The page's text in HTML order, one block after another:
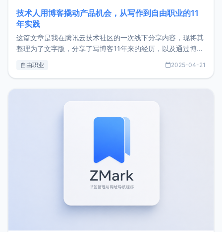
技术人用博客撬动产品机会，从写作到自由职业的11
年实践
这篇文章是我在腾讯云技术社区的一次线下分享内容，现将其
整理为了文字版，分享了写博客11年来的经历，以及通过博客
了我的首个产品ImgURL的真实数据和产品现状。自我介绍大
自由职业 2025-04-21